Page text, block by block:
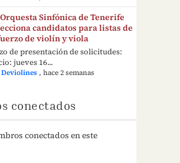
Sinfónica de Tenerife
candidatos para listas de
de violín y viola
de presentación de solicitudes:
jueves 16...
Deviolines ,hace 2 semanas
conectados
conectados en este